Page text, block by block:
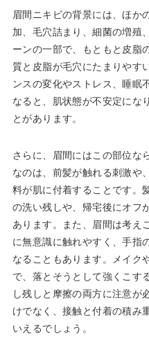
眉間ニキビの背景には、ほか
加、毛穴詰まり、細菌の増殖
ーンの一部で、もともと皮脂
質と皮脂が毛穴にたまりやす
ンスの変化やストレス、睡眠
なると、肌状態が不安定にな
とがあります。
さらに、眉間にはこの部位な
なのは、前髪が触れる刺激や
料が肌に付着することです。
の洗い残しや、帰宅後にオフ
あります。また、眉間は考え
に無意識に触れやすく、手指
なることもあります。メイク
で、落とそうとして強くこす
し残しと摩擦の両方に注意が
けでなく、接触と付着の積み
いえるでしょう。